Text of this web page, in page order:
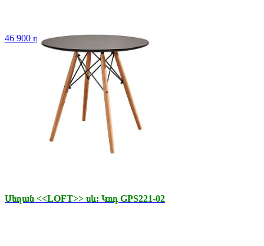
46 900 դր.
Սեղան <<LOFT>> սև: Կոդ GPS221-02